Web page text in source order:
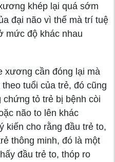
khép lại quá sớm
đại não vì thế mà trí tuệ
mức độ khác nhau
xương cần đóng lại mà
tuổi của trẻ, đó cũng
tỏ trẻ bị bệnh còi
não to lên khác
kiến cho rằng đầu trẻ to,
thông minh, đó là một
đầu trẻ to, thóp ro